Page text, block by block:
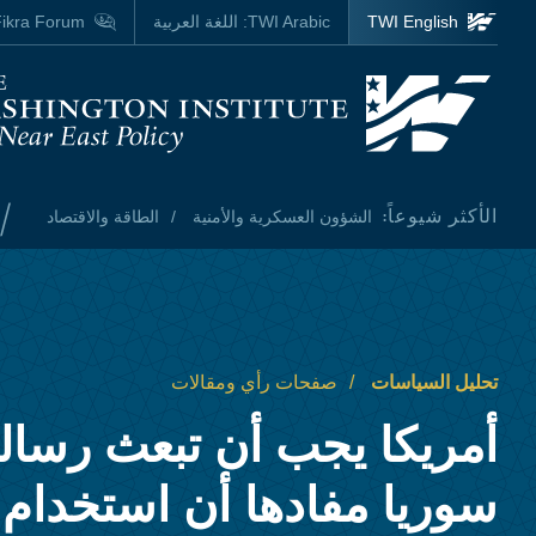
Skip to main content
Homepage
الأكثر شيوعاً: الشؤون العسكرية والأمنية الطاقة والاقتصاد /
TWI English
TWI Arabic: اللغة العربية Forum
تحليل السياسات صفحات رأي ومقالات
أمريكا يجب أن تبعث
سوريا مفادها أن